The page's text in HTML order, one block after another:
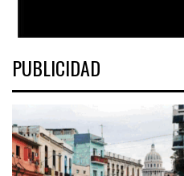
PUBLICIDAD